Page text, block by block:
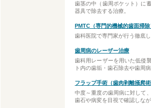
歯茎の中（歯周ポケット）に
器具で除去する治療。
PMTC（専門的機械的歯面掃除
歯科医院で専門家が行う徹底
歯周病のレーザー治療
歯科用レーザーを用いた低侵
ト内の歯垢・歯石除去や歯周
フラップ手術（歯肉剥離掻爬
中度～重度の歯周病に対して
歯石や病変を目視で確認しな